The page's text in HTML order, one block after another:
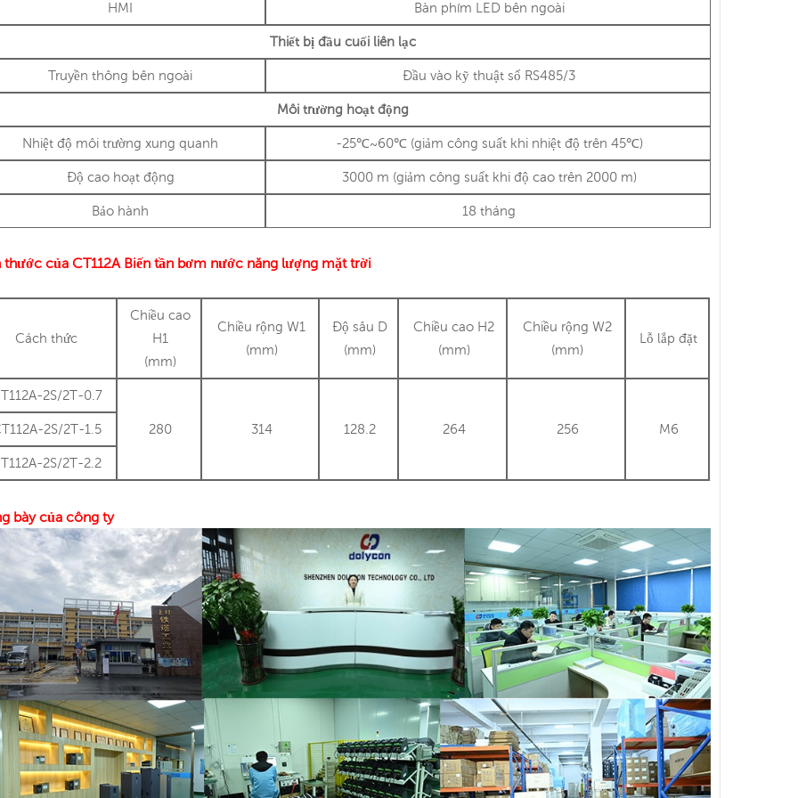
HMI Bàn phím LED bên ngoài
Thiết bị đầu cuối liên lạc
Truyền thông bên ngoài Đầu vào kỹ thuật số RS485/3
Môi trường hoạt động
Nhiệt độ môi trường xung quanh -25℃~60℃ (giảm công suất khi nhiệt độ trên 45℃)
Độ cao hoạt động 3000 m (giảm công suất khi độ cao trên 2000 m)
Bảo hành 18 tháng
thước của CT112A Biến tần bơm nước năng lượng mặt trời
Cách thức
Chiều cao
H1
(mm)
Chiều rộng W1
(mm)
Độ sâu D
(mm)
Chiều cao H2
(mm)
Chiều rộng W2
(mm)
Lỗ lắp đặt
2S/2T-0.7
280 314 128.2 264 256 M6
2S/2T-1.5
2S/2T-2.2
bày của công ty